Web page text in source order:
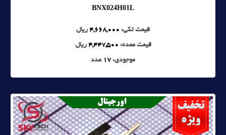
BNX024H01L
قیمت تکی: 4,668,000 ریال
قیمت عمده: 4,447,500 ریال
موجودی: 17 عدد